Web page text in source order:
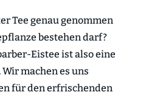
Tee genau genommen
bestehen darf?
Eistee ist also eine
machen es uns
für den erfrischenden